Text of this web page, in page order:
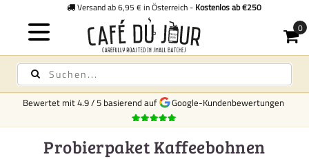
Versand ab 6,95 € in Österreich -Kostenlos ab €250
Bewertet mit4.9/5 basierend auf Google-Kundenbewertungen
Probierpaket Kaffeebohnen